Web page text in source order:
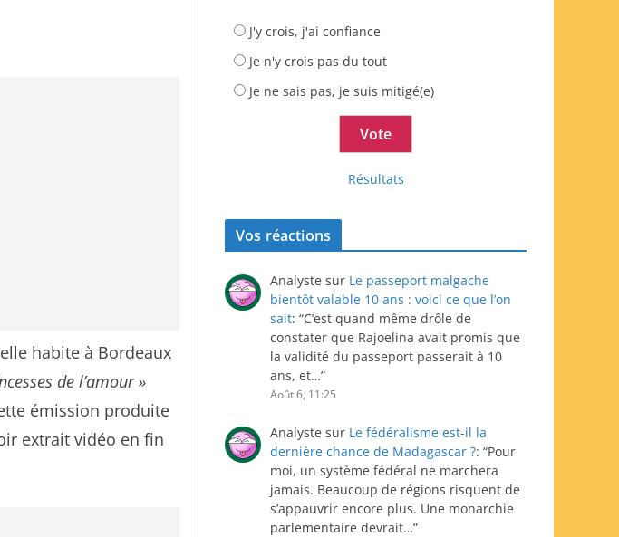
habite à Bordeaux
de l’amour »
émission produite
extrait vidéo en fin
J'y crois, j'ai confiance
Je n'y crois pas du tout
Je ne sais pas, je suis mitigé(e)
Résultats
Vos réactions
Analyste sur Le passeport malgache
bientôt valable 10 ans : voici ce que l’on
sait: “C’est quand même drôle de
constater que Rajoelina avait promis que
la validité du passeport passerait à 10
ans, et…”
Août 6, 11:25
Analyste sur Le fédéralisme est-il la
dernière chance de Madagascar ?: “Pour
moi, un système fédéral ne marchera
jamais. Beaucoup de régions risquent de
s’appauvrir encore plus. Une monarchie
parlementaire devrait…”